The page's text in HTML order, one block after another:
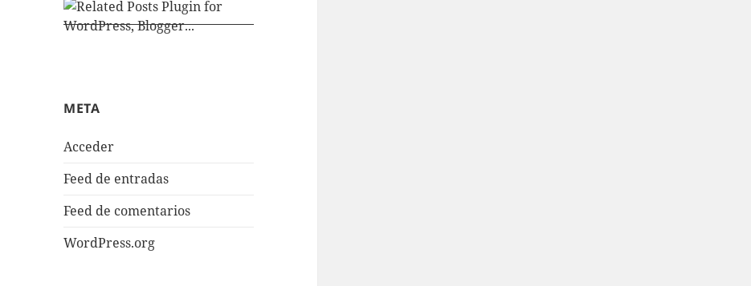
META
Acceder
Feed de entradas
Feed de comentarios
WordPress.org